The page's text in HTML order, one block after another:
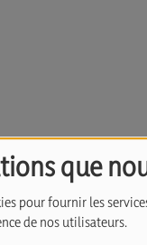
que
pour fournir les
de nos utilisateurs.